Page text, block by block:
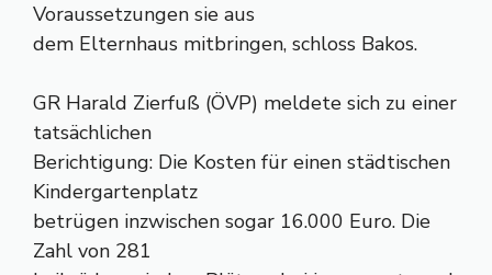
Voraussetzungen sie aus
dem Elternhaus mitbringen, schloss Bakos.
GR Harald Zierfuß (ÖVP) meldete sich zu einer
tatsächlichen
Berichtigung: Die Kosten für einen städtischen
Kindergartenplatz
betrügen inzwischen sogar 16.000 Euro. Die
Zahl von 281